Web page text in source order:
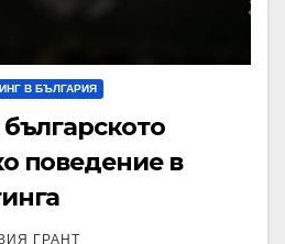
В БЪЛГАРИЯ
поведение в
ГРАНТ